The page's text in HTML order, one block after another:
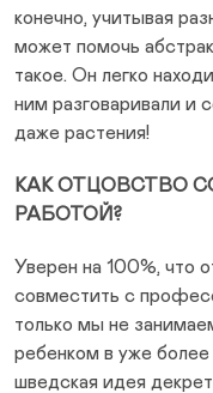
конечно, учитывая
может помочь
такое. Он легко
ним разговаривали и
даже растения!
КАК ОТЦОВСТВО
РАБОТОЙ?
Уверен на 100%, что
совместить с
только мы не
ребенком в уже
шведская идея